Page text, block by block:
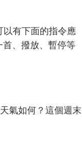
有下面的指令應
、撥放、暫停等
氣如何？這個週末